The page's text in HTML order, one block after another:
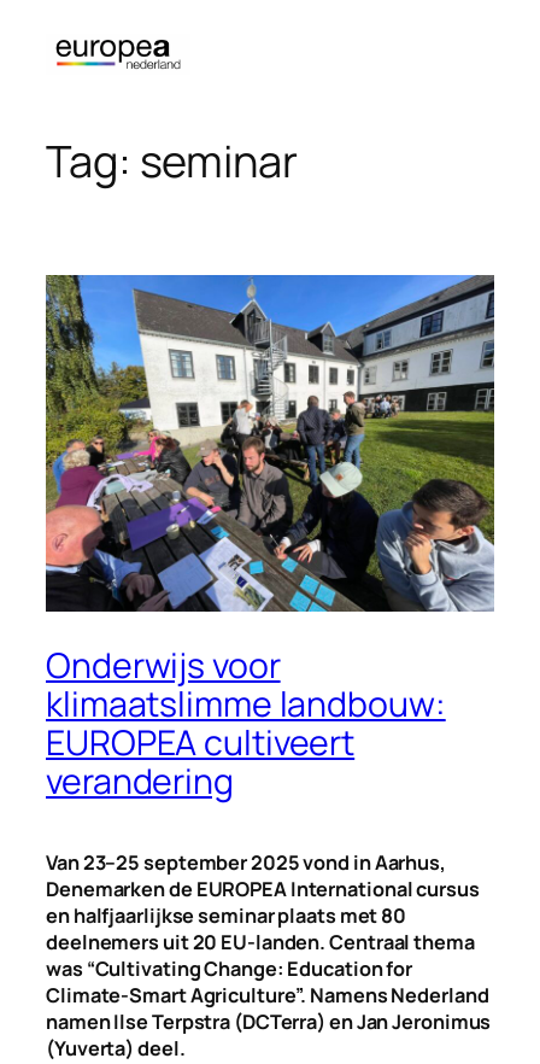
Tag: seminar
Onderwijs voor
klimaatslimme landbouw:
EUROPEA cultiveert
verandering
Van 23–25 september 2025 vond in Aarhus,
Denemarken de EUROPEA International cursus
en halfjaarlijkse seminar plaats met 80
deelnemers uit 20 EU-landen.Centraal thema
was “Cultivating Change: Education for
Climate-Smart Agriculture”. Namens Nederland
namen Ilse Terpstra (DCTerra) en Jan Jeronimus
(Yuverta) deel.